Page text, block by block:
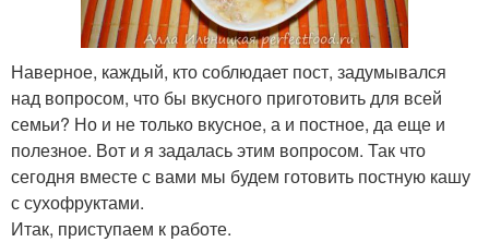
Наверное, каждый, кто соблюдает пост, задумывался
над вопросом, что бы вкусного приготовить для всей
семьи? Но и не только вкусное, а и постное, да еще и
полезное. Вот и я задалась этим вопросом. Так что
сегодня вместе с вами мы будем готовить постную кашу
с сухофруктами.
Итак, приступаем к работе.